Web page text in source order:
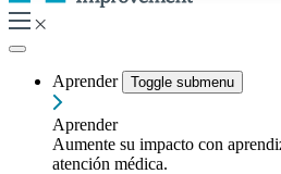
Aprender Toggle submenu
Aprender
Aumente su impacto con
atención médica.